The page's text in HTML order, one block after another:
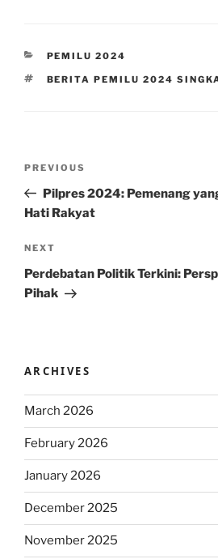
CATEGORIES
PEMILU 2024
TAGS
BERITA PEMILU 2024
Previous
Post
PREVIOUS
Pilpres 2024: Pemenang
Hati Rakyat
Next
Post
NEXT
Perdebatan Politik Terkini:
Pihak
ARCHIVES
March 2026
February 2026
January 2026
December 2025
November 2025